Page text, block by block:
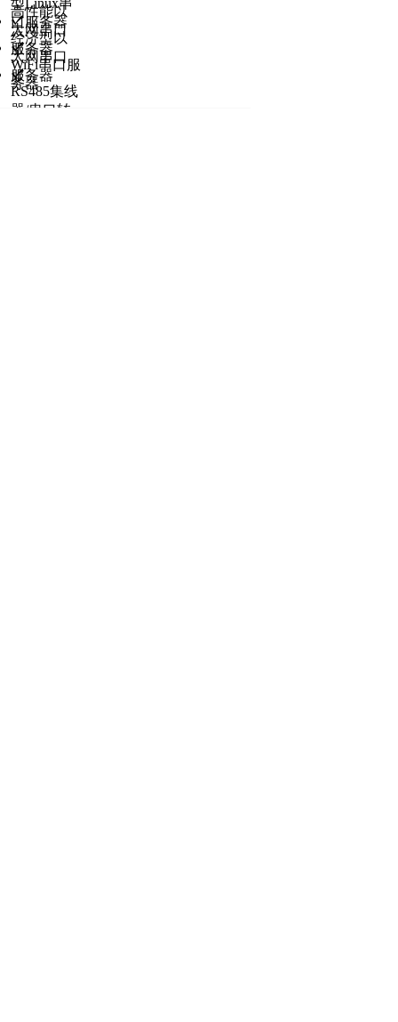
型Linux串
口服务器
高性能以
太网串口
服务器
经济型以
太网串口
服务器
WiFi串口服
务器
RS485集线
器/串口转